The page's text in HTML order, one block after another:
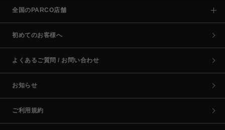
全国のPARCO店舗
初めてのお客様へ
よくあるご質問 / お問い合わせ
お知らせ
ご利用規約